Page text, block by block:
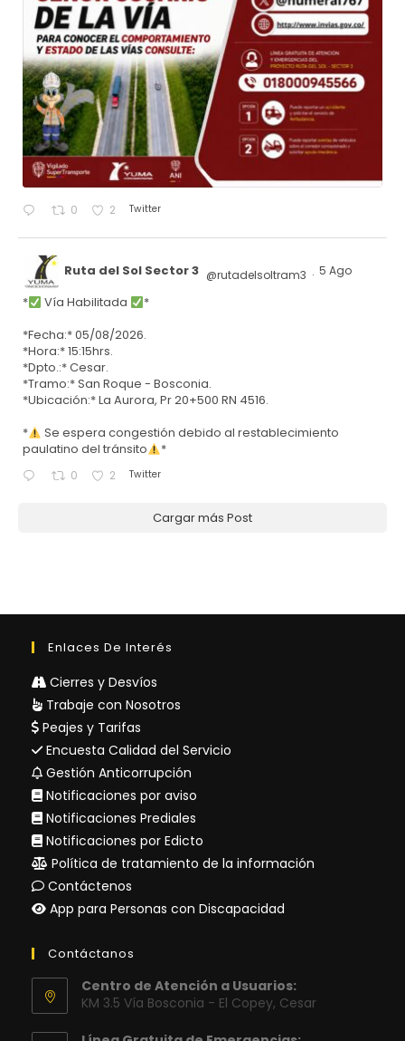
0 2 Twitter
Ruta del Sol Sector 3 @rutadelsoltram3 · 5 Ago
* Vía Habilitada
*
*Fecha:* 05/08/2026.
*Hora:* 15:15hrs.
*Dpto.:* Cesar.
*Tramo:* San Roque - Bosconia.
*Ubicación:* La Aurora, Pr 20+500 RN 4516.
*
Se espera congestión debido al restablecimiento
paulatino del tránsito
*
0 2 Twitter
Cargar más Post
Enlaces De Interés
Cierres y Desvíos
Trabaje con Nosotros
Peajes y Tarifas
Encuesta Calidad del Servicio
Gestión Anticorrupción
Notificaciones por aviso
Notificaciones Prediales
Notificaciones por Edicto
Política de tratamiento de la información
Contáctenos
App para Personas con Discapacidad
Contáctanos
Centro de Atención a Usuarios:
KM 3.5 Vía Bosconia - El Copey, Cesar